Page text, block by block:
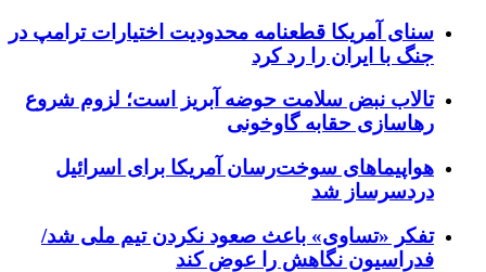
سنای آمریکا قطعنامه محدودیت اختیارات ترامپ در
جنگ با ایران را رد کرد
تالاب نبض سلامت حوضه آبریز است؛ لزوم شروع
رهاسازی حقابه گاوخونی
هواپیماهای سوخت‌رسان آمریکا برای اسرائیل
دردسرساز شد
تفکر «تساوی» باعث صعود نکردن تیم ملی شد/
فدراسیون نگاهش را عوض کند